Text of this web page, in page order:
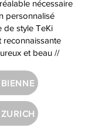
nécessaire
personnalisé
de style TeKi
reconnaissante
et beau //